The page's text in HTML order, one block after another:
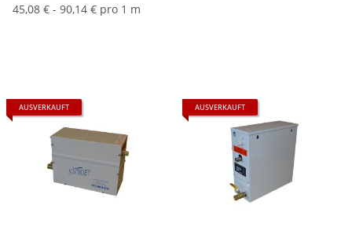
45,08 € - 90,14 € pro 1 m
AUSVERKAUFT AUSVERKAUFT